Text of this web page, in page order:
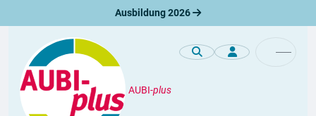
Ausbildung 2026
AUBI-plus
Berufe